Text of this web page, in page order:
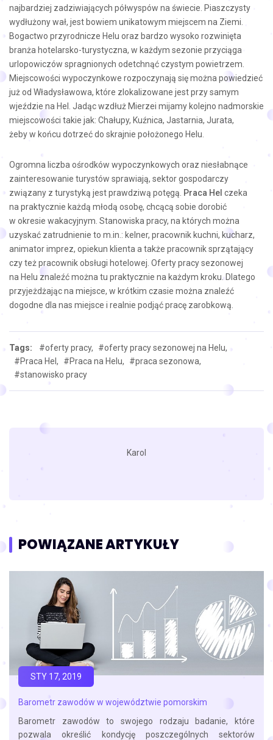
najbardziej zadziwiających półwyspów na świecie. Piaszczysty
wydłużony wał, jest bowiem unikatowym miejscem na Ziemi.
Bogactwo przyrodnicze Helu oraz bardzo wysoko rozwinięta
branża hotelarsko-turystyczna, w każdym sezonie przyciąga
urlopowiczów spragnionych odetchnąć czystym powietrzem.
Miejscowości wypoczynkowe rozpoczynają się można powiedzieć
już od Władysławowa, które zlokalizowane jest przy samym
wjeździe na Hel. Jadąc wzdłuż Mierzei mijamy kolejno nadmorskie
miejscowości takie jak: Chałupy, Kuźnica, Jastarnia, Jurata,
żeby w końcu dotrzeć do skrajnie położonego Helu.
Ogromna liczba ośrodków wypoczynkowych oraz niesłabnące
zainteresowanie turystów sprawiają, sektor gospodarczy
związany z turystyką jest prawdziwą potęgą. Praca Hel czeka
na praktycznie każdą młodą osobę, chcącą sobie dorobić
w okresie wakacyjnym. Stanowiska pracy, na których można
uzyskać zatrudnienie to m.in.: kelner, pracownik kuchni, kucharz,
animator imprez, opiekun klienta a także pracownik sprzątający
czy też pracownik obsługi hotelowej. Oferty pracy sezonowej
na Helu znaleźć można tu praktycznie na każdym kroku. Dlatego
przyjeżdżając na miejsce, w krótkim czasie można znaleźć
dogodne dla nas miejsce i realnie podjąć pracę zarobkową.
Tags: #oferty pracy,
#oferty pracy sezonowej na Helu,
#Praca Hel,
#Praca na Helu,
#praca sezonowa,
#stanowisko pracy
Karol
POWIĄZANE ARTYKUŁY
Barometr zawodów w województwie pomorskim
Barometr zawodów to swojego rodzaju badanie, które
pozwala określić kondycję poszczególnych sektorów
STY 17, 2019